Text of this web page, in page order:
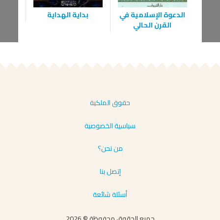
الدعوة الإسلامية في
القرن الحالي
بداية الهداية
حقوق الملكية
سياسية الخصوصية
من نحن؟
إتصل بنا
أسئلة شائعة